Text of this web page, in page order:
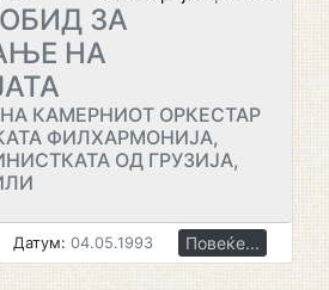
ЗА
НА
КАМЕРНИОТ ОРКЕСТАР
ФИЛХАРМОНИЈА,
ОД ГРУЗИЈА,
Датум: 04.05.1993 Повеќе...